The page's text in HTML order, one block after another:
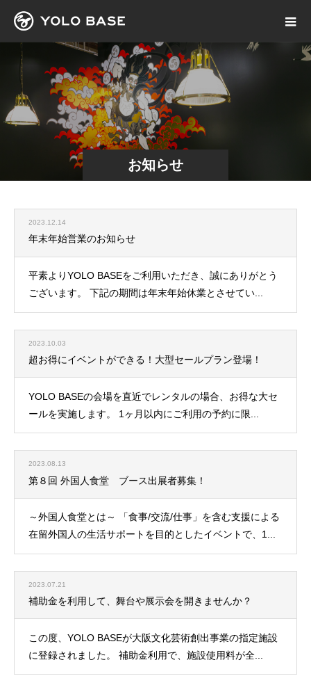
お知らせ
2023.12.14
年末年始営業のお知らせ
平素よりYOLO BASEをご利用いただき、誠にありがとう
ございます。 下記の期間は年末年始休業とさせてい...
2023.10.03
超お得にイベントができる！大型セールプラン登場！
YOLO BASEの会場を直近でレンタルの場合、お得な大セ
ールを実施します。 1ヶ月以内にご利用の予約に限...
2023.08.13
第８回 外国人食堂 ブース出展者募集！
～外国人食堂とは～ 「食事/交流/仕事」を含む支援による
在留外国人の生活サポートを目的としたイベントで、1...
2023.07.21
補助金を利用して、舞台や展示会を開きませんか？
この度、YOLO BASEが大阪文化芸術創出事業の指定施設
に登録されました。 補助金利用で、施設使用料が全...